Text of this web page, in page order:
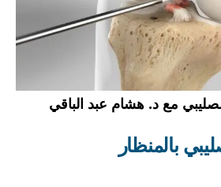
مع د. هشام عبد الباقي
بالمنظار